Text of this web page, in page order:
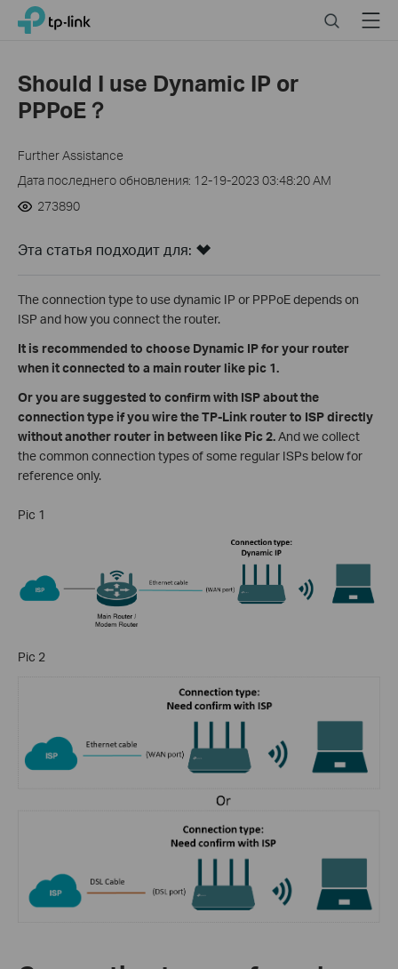
Click
navigation
TP-Link, Reliably Smart SearchMenu
Should I use Dynamic IP or
PPPoE？
Further Assistance
Дата последнего обновления: 12-19-2023 03:48:20 AM
273890
Эта статья подходит для:
The connection type to use dynamic IP or PPPoE depends on
ISP and how you connect the router.
It is recommended to choose Dynamic IP for your router
when it connected to a main router like pic 1.
Or you are suggested to confirm with ISP about the
connection type if you wire the TP-Link router to ISP directly
without another router in between like Pic 2.And we collect
the common connection types of some regular ISPs below for
reference only.
Pic 1
Pic 2